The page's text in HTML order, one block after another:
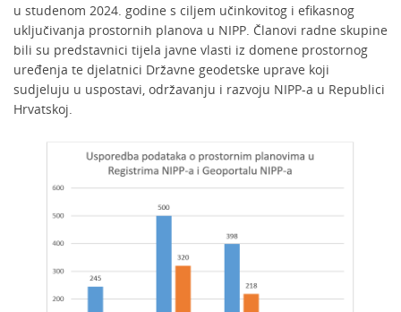
u studenom 2024. godine s ciljem učinkovitog i efikasnog
uključivanja prostornih planova u NIPP. Članovi radne skupine
bili su predstavnici tijela javne vlasti iz domene prostornog
uređenja te djelatnici Državne geodetske uprave koji
sudjeluju u uspostavi, održavanju i razvoju NIPP-a u Republici
Hrvatskoj.